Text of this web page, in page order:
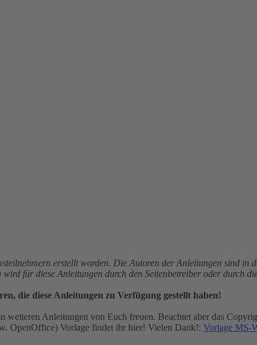
erstellt worden. Die Autoren der Anleitungen sind
für diese Anleitungen durch den Seitenbetreiber oder durch
die diese Anleitungen zu Verfügung gestellt haben!
weiteren Anleitungen von Euch freuen. Beachtet aber das
OpenOffice) Vorlage findet ihr hier! Vielen Dank!: Vorlage MS-